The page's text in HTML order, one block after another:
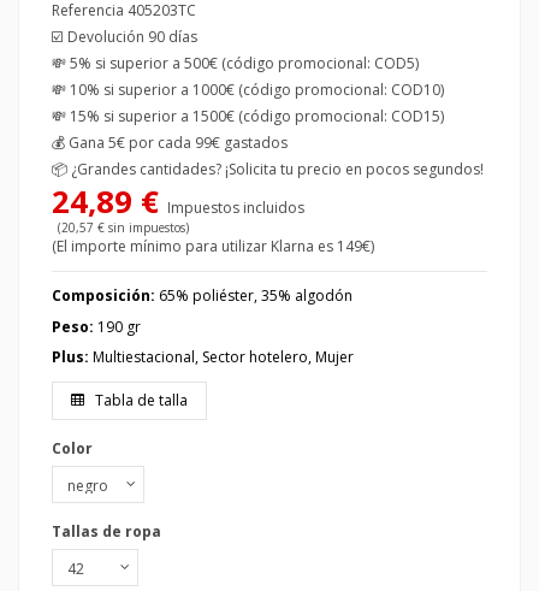
Referencia 405203TC
☑️ Devolución 90 días
💸 5% si superior a 500€ (código promocional: COD5)
💸 10% si superior a 1000€ (código promocional: COD10)
💸 15% si superior a 1500€ (código promocional: COD15)
💰 Gana 5€ por cada 99€ gastados
📦 ¿Grandes cantidades? ¡Solicita tu precio en pocos segundos!
24,89 € Impuestos incluidos
(20,57 € sin impuestos)
(El importe mínimo para utilizar Klarna es 149€)
Composición: 65% poliéster, 35% algodón
Peso: 190 gr
Plus: Multiestacional, Sector hotelero, Mujer
Tabla de talla
Color
Tallas de ropa